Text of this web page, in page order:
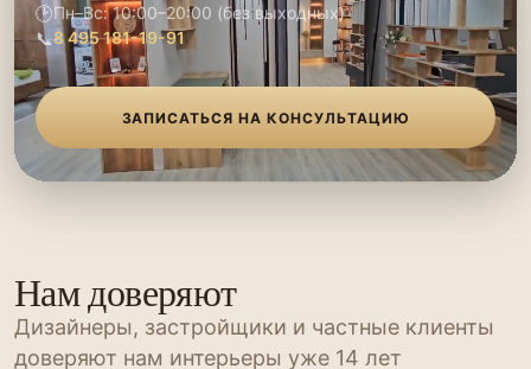
🕑Пн–Вс: 10:00–20:00 (без выходных)
📞8 495 181-19-91
ЗАПИСАТЬСЯ НА КОНСУЛЬТАЦИЮ
Нам доверяют
Дизайнеры, застройщики и частные клиенты
доверяют нам интерьеры уже 14 лет